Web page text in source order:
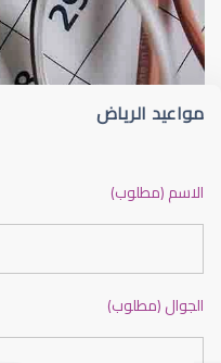
مواعيد الرياض
الاسم (مطلوب)
الجوال (مطلوب)